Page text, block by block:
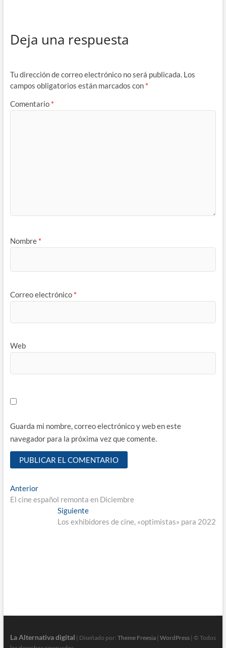
Deja una respuesta
Tu dirección de correo electrónico no será publicada. Los
campos obligatorios están marcados con *
Comentario *
Nombre *
Correo electrónico *
Web
Guarda mi nombre, correo electrónico y web en este
navegador para la próxima vez que comente.
Navegación
de
entradas
AnteriorEntrada
anterior:
El cine español remonta en Diciembre
SiguienteEntrada
siguiente:
Los exhibidores de cine, «optimistas» para 2022
La Alternativa digital | Diseñado por: Theme Freesia| WordPress| © Todos